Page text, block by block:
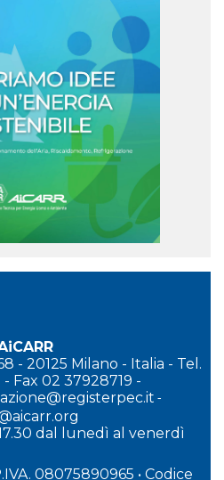
- 20125 Milano - Italia - Tel.
Fax 02 37928719 -
-
dal lunedì al venerdì
08075890965 • Codice